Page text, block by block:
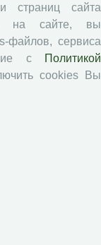
страниц сайта
на сайте, вы
файлов, сервиса
с
Политикой
cookies Вы